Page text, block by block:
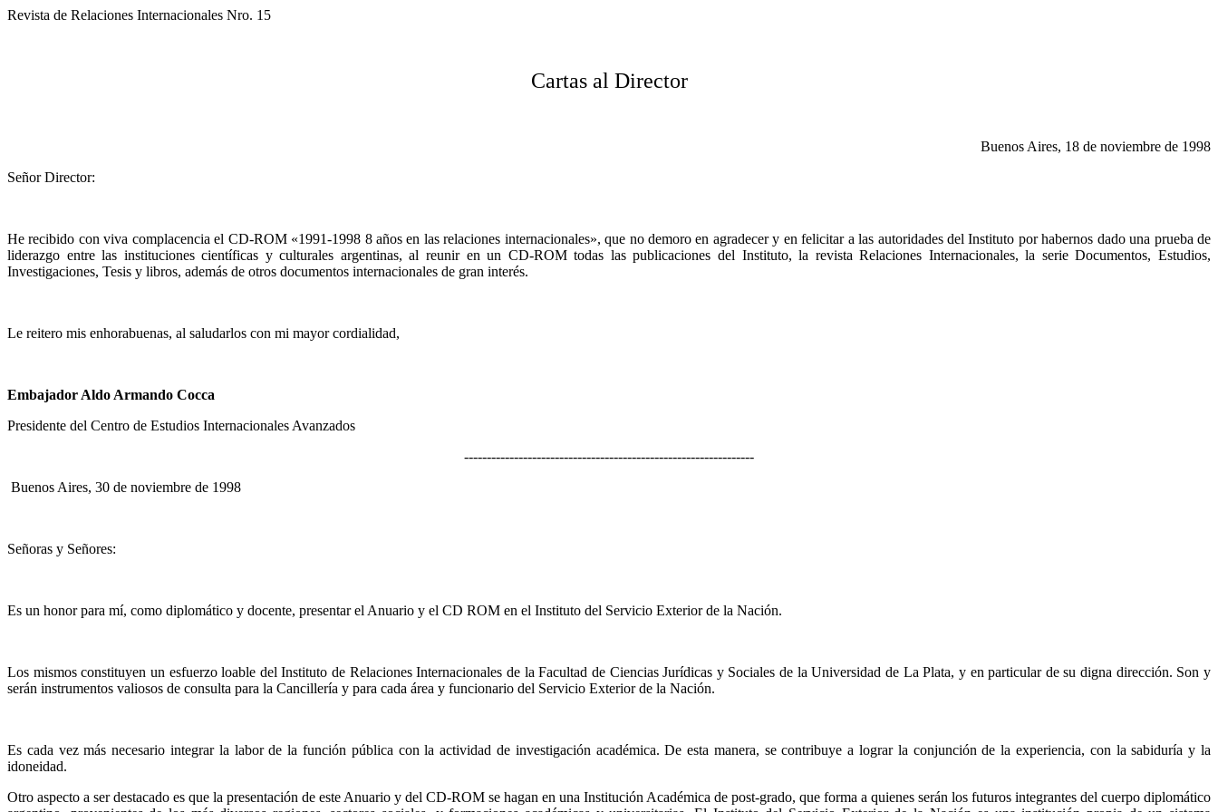
Revista de Relaciones Internacionales Nro. 15
Cartas al Director
Buenos Aires, 18 de noviembre de 1998
Señor Director:
He recibido con viva complacencia el CD-ROM «1991-1998 8 años en las relaciones internacionales», que no demoro en agradecer y en felicitar a las autoridades del Instituto por habernos dado una prueba de
liderazgo entre las instituciones científicas y culturales argentinas, al reunir en un CD-ROM todas las publicaciones del Instituto, la revista Relaciones Internacionales, la serie Documentos, Estudios,
Investigaciones, Tesis y libros, además de otros documentos internacionales de gran interés.
Le reitero mis enhorabuenas, al saludarlos con mi mayor cordialidad,
Embajador Aldo Armando Cocca
Presidente del Centro de Estudios Internacionales Avanzados
----------------------------------------------------------------
Buenos Aires, 30 de noviembre de 1998
Señoras y Señores:
Es un honor para mí, como diplomático y docente, presentar el Anuario y el CD ROM en el Instituto del Servicio Exterior de la Nación.
Los mismos constituyen un esfuerzo loable del Instituto de Relaciones Internacionales de la Facultad de Ciencias Jurídicas y Sociales de la Universidad de La Plata, y en particular de su digna dirección. Son y
serán instrumentos valiosos de consulta para la Cancillería y para cada área y funcionario del Servicio Exterior de la Nación.
Es cada vez más necesario integrar la labor de la función pública con la actividad de investigación académica. De esta manera, se contribuye a lograr la conjunción de la experiencia, con la sabiduría y la
idoneidad.
Otro aspecto a ser destacado es que la presentación de este Anuario y del CD-ROM se hagan en una Institución Académica de post-grado, que forma a quienes serán los futuros integrantes del cuerpo diplomático